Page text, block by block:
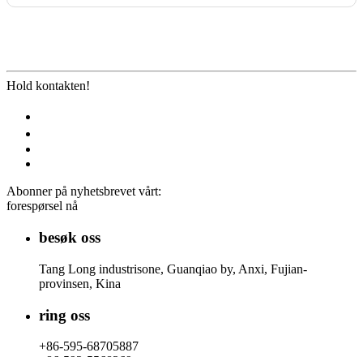
Hold kontakten!
Abonner på nyhetsbrevet vårt:
forespørsel nå
besøk oss
Tang Long industrisone, Guanqiao by, Anxi, Fujian-
provinsen, Kina
ring oss
+86-595-68705887